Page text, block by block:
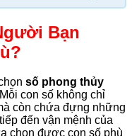
Bạn
số phong thủy
con số không chỉ
còn chứa đựng những
đến vận mệnh của
chọn được con số phù